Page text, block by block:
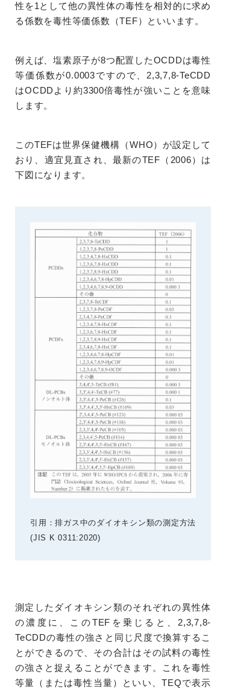
性を1として他の異性体の毒性を相対的に求め
る係数を毒性等価係数（TEF）といいます。
例えば、塩素原子が8つ配置したOCDDは毒性
等価係数が0.0003ですので、2,3,7,8-TeCDD
はOCDDより約3300倍毒性が強いことを意味
します。
このTEFは世界保健機構（WHO）が設定して
おり、適宜見直され、最新のTEF（2006）は
下図になります。
引用：排ガス中のダイオキシン類の測定方法
(JIS K 0311:2020)
測定したダイオキシン類のそれぞれの異性体
の濃度に、このTEFを乗じると、2,3,7,8-
TeCDDの毒性の強さと同じ尺度で換算するこ
とができるので、その合計はその試料の毒性
の強さと捉えることができます。これを毒性
等量（または毒性当量）といい、TEQで表示